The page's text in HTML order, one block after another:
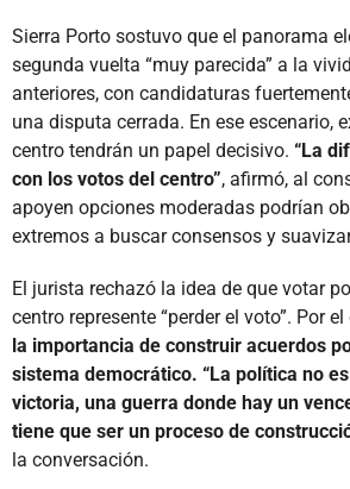
Sierra Porto sostuvo que el panorama
segunda vuelta “muy parecida” a la
anteriores, con candidaturas
una disputa cerrada. En ese escenario,
centro tendrán un papel decisivo. “La
con los votos del centro”, afirmó, al
apoyen opciones moderadas podrían
extremos a buscar consensos y
El jurista rechazó la idea de que votar
centro represente “perder el voto”. Por
la importancia de construir acuerdos
sistema democrático. “La política no
victoria, una guerra donde hay un
tiene que ser un proceso de
la conversación.